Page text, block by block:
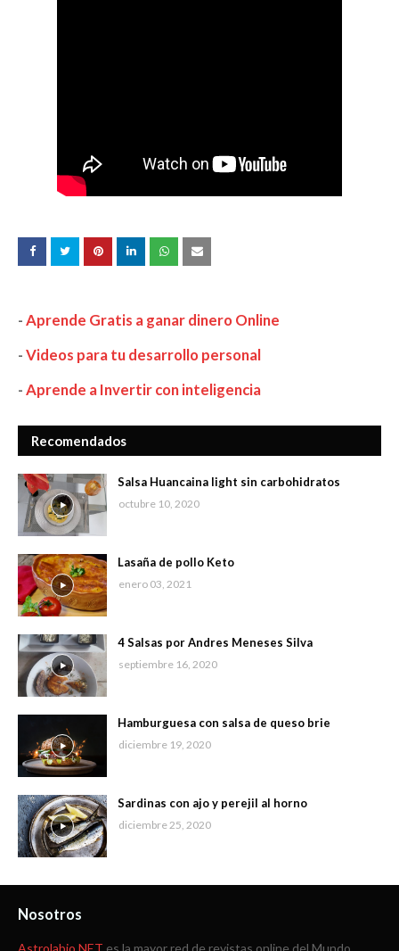
-Aprende Gratis a ganar dinero Online
-Videos para tu desarrollo personal
-Aprende a Invertir con inteligencia
Recomendados
Salsa Huancaina light sin carbohidratos
octubre 10, 2020
Lasaña de pollo Keto
enero 03, 2021
4 Salsas por Andres Meneses Silva
septiembre 16, 2020
Hamburguesa con salsa de queso brie
diciembre 19, 2020
Sardinas con ajo y perejil al horno
diciembre 25, 2020
Nosotros